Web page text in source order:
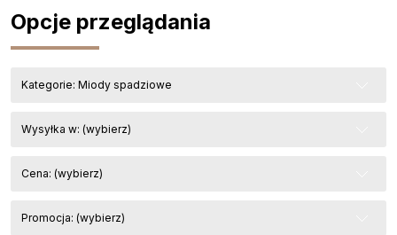
Opcje przeglądania
Kategorie: Miody spadziowe
Wysyłka w: (wybierz)
Cena: (wybierz)
Promocja: (wybierz)